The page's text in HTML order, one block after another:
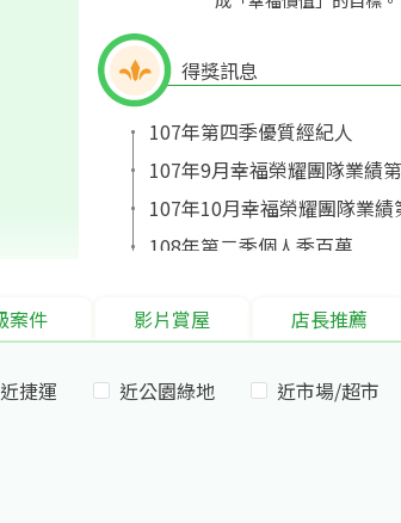
得獎訊息
107年第四季優質經紀人
107年9月幸福榮耀團隊業績
107年10月幸福榮耀團隊業績
108年第二季個人季百萬
109年第二季優質經紀人
109年度7月幸福榮耀團隊業
案件 影片賞屋 店長推薦
近捷運 近公園綠地
近市場/超市